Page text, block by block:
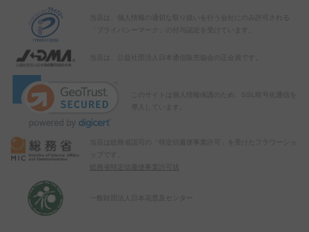
当店は、個人情報の適切な取り扱いを行う会社にのみ許可される
「プライバシーマーク」の付与認定を受けています。
当店は、公益社団法人日本通信販売協会の正会員です。
このサイトは個人情報保護のため、SSL暗号化通信を
導入しています。
当店は総務省認可の「特定信書便事業許可」を受けたフラワーショ
総務省特定信書便事業許可状